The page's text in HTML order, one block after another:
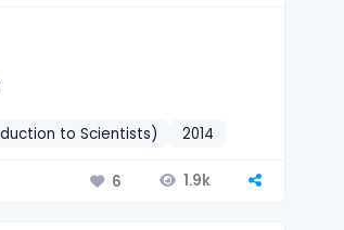
to Scientists) 2014
6 1.9k